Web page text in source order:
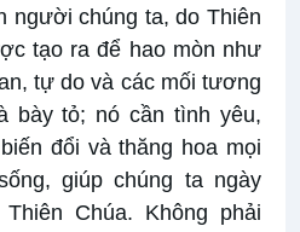
người chúng ta, do Thiên
tạo ra để hao mòn như
tự do và các mối tương
bày tỏ; nó cần tình yêu,
đổi và thăng hoa mọi
giúp chúng ta ngày
Chúa. Không phải